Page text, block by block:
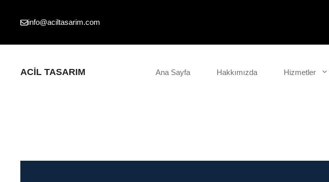
info@aciltasarim.com
ACIL TASARIM Ana Sayfa Hakkımızda Hizmetler